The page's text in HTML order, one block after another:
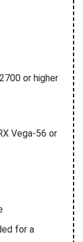
or higher
Vega-56 or
for a